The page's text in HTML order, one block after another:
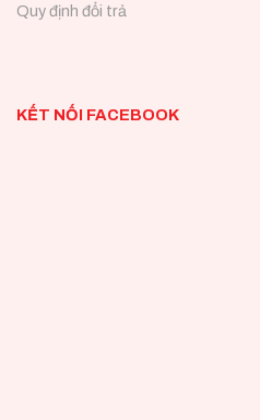
Quy định đổi trả
KẾT NỐI FACEBOOK